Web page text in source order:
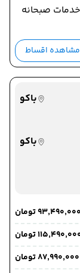
خدمات صبحانه
مشاهده اقساط
باکو
باکو
۹۳٬۴۹۰٬۰۰۰ تومان
تومان
۸۷٬۹۹۰٬۰۰۰ تومان